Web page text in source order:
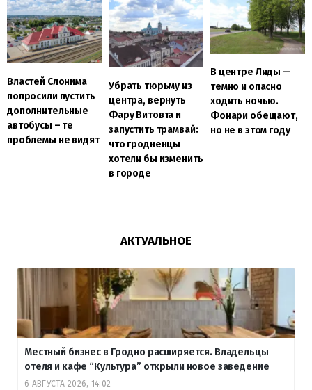
Властей Слонима
попросили пустить
дополнительные
автобусы – те
проблемы не видят
Убрать тюрьму из
центра, вернуть
Фару Витовта и
запустить трамвай:
что гродненцы
хотели бы изменить
в городе
В центре Лиды —
темно и опасно
ходить ночью.
Фонари обещают,
но не в этом году
АКТУАЛЬНОЕ
Местный бизнес в Гродно расширяется. Владельцы
отеля и кафе “Культура” открыли новое заведение
6 АВГУСТА 2026, 14:02